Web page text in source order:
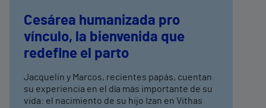
Cesárea humanizada pro
vínculo, la bienvenida que
redefine el parto
Jacquelin y Marcos, recientes papás, cuentan
su experiencia en el día más importante de su
vida: el nacimiento de su hijo Izan en Vithas